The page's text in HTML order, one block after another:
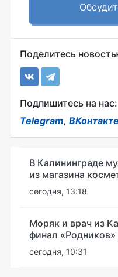
Поделитесь
Подпишитесь на нас:
Telegram, ВКонтакте
В Калининграде
из магазина
сегодня, 13:18
Моряк и врач из
финал
сегодня, 10:31